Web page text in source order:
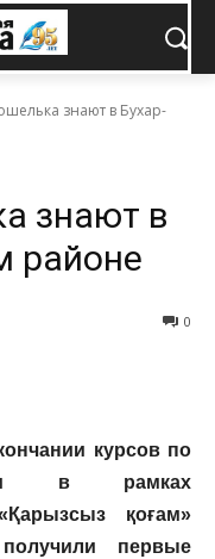
знают в Бухар-
знают в
районе
0
курсов по
в рамках
қоғам»
первые